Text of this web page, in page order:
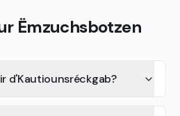
Ëmzuchsbotzen
d'Kautiounsréckgab?